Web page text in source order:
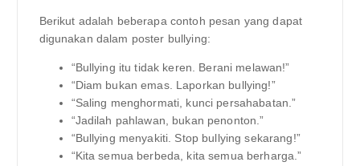
Berikut adalah beberapa contoh pesan yang dapat
digunakan dalam poster bullying:
“Bullying itu tidak keren. Berani melawan!”
“Diam bukan emas. Laporkan bullying!”
“Saling menghormati, kunci persahabatan.”
“Jadilah pahlawan, bukan penonton.”
“Bullying menyakiti. Stop bullying sekarang!”
“Kita semua berbeda, kita semua berharga.”